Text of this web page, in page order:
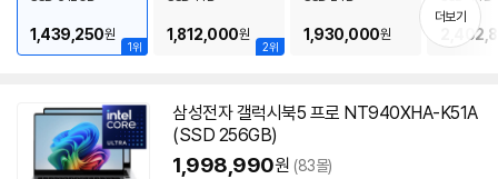
기
1위
1,439,250원
2위
1,812,000원 1,930,000원
더보기
삼성전자 갤럭시북5 프로 NT940XHA-K51A
(SSD 256GB)
1,998,990원 (83몰)
영